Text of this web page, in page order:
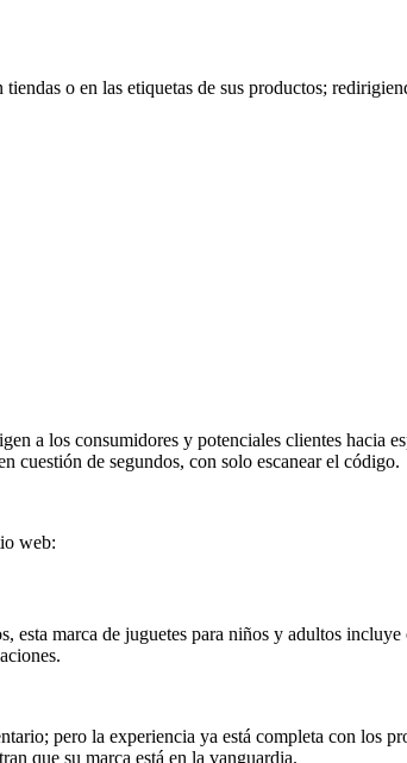
o en las etiquetas de sus productos;
a los consumidores y potenciales clientes hacia
cuestión de segundos, con solo escanear el código.
web:
esta marca de juguetes para niños y adultos
pero la experiencia ya está completa con los
que su marca está en la vanguardia.